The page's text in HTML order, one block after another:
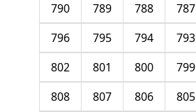
787
788
789
790
793
794
795
796
799
800
801
802
805
806
807
808